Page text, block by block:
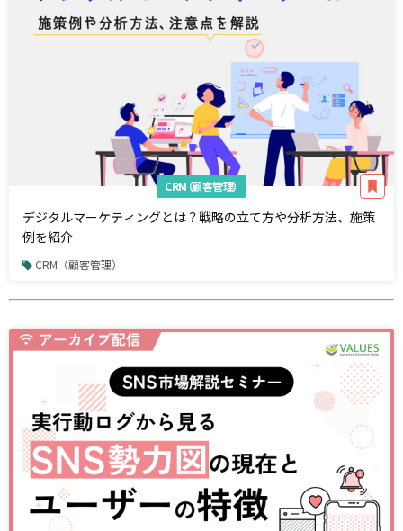
CRM（顧客管理）
デジタルマーケティングとは？戦略の立て方や分析方法、施策
例を紹介
CRM（顧客管理）